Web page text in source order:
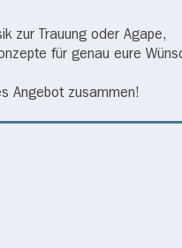
zur Trauung oder Agape,
für genau eure
Angebot zusammen!